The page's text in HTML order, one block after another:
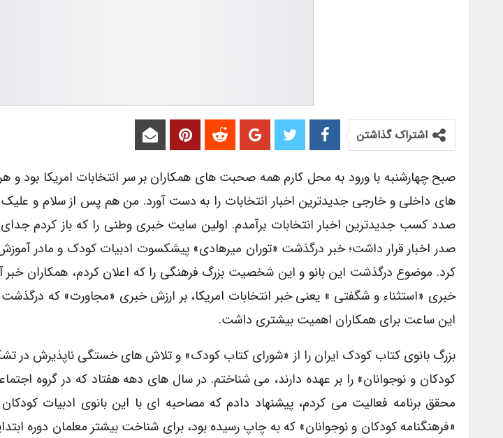
اشتراک گذاشتن
صبح چهارشنبه با ورود به محل کارم همه صحبت های همکاران بر سر انتخابات امریکا
های داخلی و خارجی جدیدترین اخبار انتخابات را به دست آورد. من هم پس از سلام و علیک
صدد کسب جدیدترین اخبار انتخابات برآمدم. اولین سایت خبری وطنی را که باز کردم جدای
صدر اخبار قرار داشت؛ خبر درگذشت «توران میرهادی» پیشکسوت ادبیات کودک و مادر
کرد. موضوع درگذشت این بانو و این شخصیت بزرگ فرهنگی را که اعلان کردم، همکاران خبر
خبری «استثناء و شگفتی » یعنی خبر انتخابات امریکا، بر ارزش خبری «مجاورت» که درگذشت
این ساعت برای همکاران اهمیت بیشتری داشت.
بزرگ بانوی کتاب کودک ایران را از «شورای کتاب کودک» و تلاش های خستگی ناپذیرش در
کودکان و نوجوانان» را بر عهده دارند، می شناختم. در سال های دهه هفتاد که در گروه
محقق برنامه فعالیت می کردم، پیشنهاد دادم که مصاحبه ای با این بانوی ادبیات
«فرهنگنامه کودکان و نوجوانان» که به چاپ رسیده بود، برای شناخت بیشتر معلمان دوره